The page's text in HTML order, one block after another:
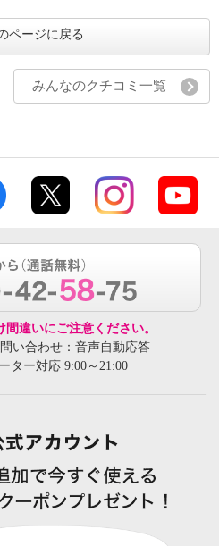
ページに戻る
みんなのクチコミ一覧
違いにご注意ください。
い合わせ：音声自動応答
ター対応 9:00～21:00